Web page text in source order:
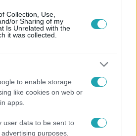
Collection, Use,
or Sharing of my
Is Unrelated with the
it was collected.
to enable storage
like cookies on web or
apps.
user data to be sent to
purposes.
# AJÁNDÉK
#ALKOTÁS